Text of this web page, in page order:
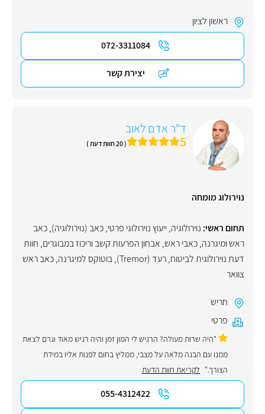
ראשון לציון
072-3311084
יצירת קשר
ד"ר אדם לאוב
5 ( 20 חוות דעת )
נוירולוג מומחה
תחום ראשי: נוירולוגיה,ייעוץ נוירולוגי פרטי,כאב (נוירולוגיה),כאב
ראש ומיגרנה,כאבי ראש, אבחון הפרעות קשב וריכוז במבוגרים, חוות
דעת נוירולוגית לביטוח,רעד (Tremor) ,בוטוקס למיגרנה,כאב ראש
צוואר
חריש
פרטי
"היה שרות מעולה? הרגיש לי המון זמן והיה רגיש מאוד וגרם לצאת
ממנו עם הבנה מלאה על מצבי, ממליץ בחום לפנות אליו במידת
הצורך." לקריאת חוות הדעת
055-4312422